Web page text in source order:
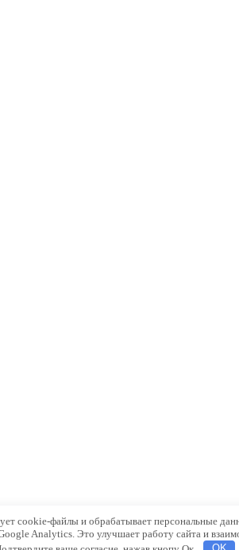
cookie-файлы и обрабатывает персональные
Analytics. Это улучшает работу сайта и